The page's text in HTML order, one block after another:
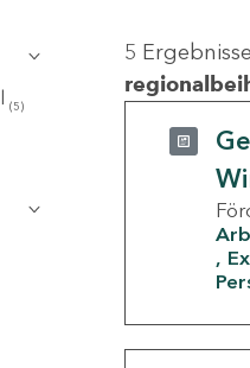
(5)
5